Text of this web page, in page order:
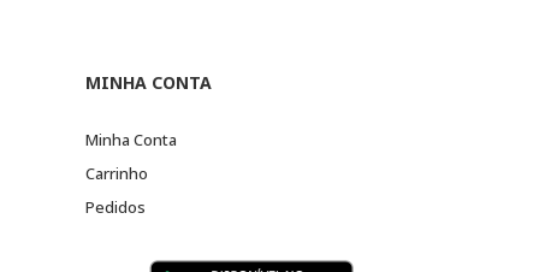
MINHA CONTA
Minha Conta
Carrinho
Pedidos